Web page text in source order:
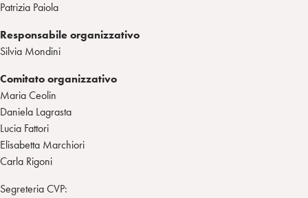
Patrizia Paiola
Responsabile organizzativo
Silvia Mondini
Comitato organizzativo
Maria Ceolin
Daniela Lagrasta
Lucia Fattori
Elisabetta Marchiori
Carla Rigoni
Segreteria CVP: